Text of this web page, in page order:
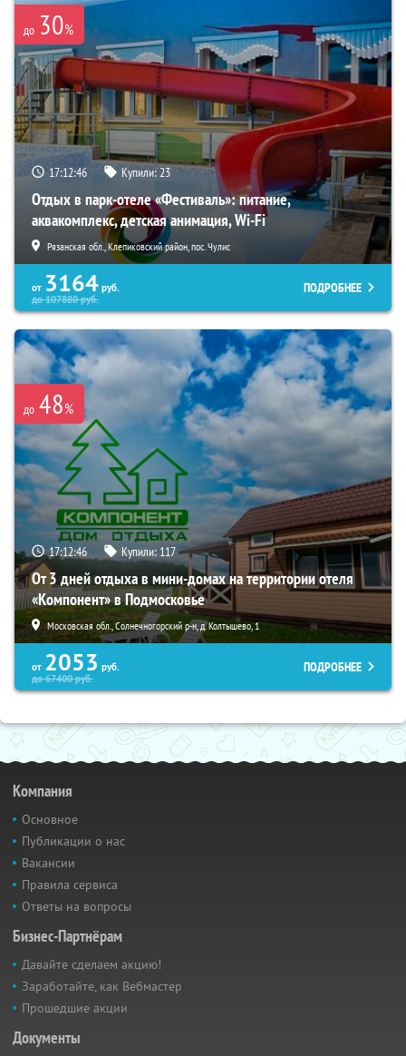
до 30%
17:12:43 Купили:23
Отдых в парк-отеле «Фестиваль»: питание,
аквакомплекс, детская анимация, Wi-Fi
Рязанская обл., Клепиковский район, пос. Чулис
от 3164 руб.
до107880руб.
ПОДРОБНЕЕ
до 48%
17:12:43 Купили: 117
От 3 дней отдыха в мини-домах на территории отеля
«Компонент» в Подмосковье
Московская обл., Солнечногорский р-н, д. Колтышево, 1
от 2053 руб.
до67400руб.
ПОДРОБНЕЕ
Компания
Основное
Публикации о нас
Вакансии
Правила сервиса
Ответы на вопросы
Бизнес-Партнёрам
Давайте сделаем акцию!
Заработайте, как Вебмастер
Прошедшие акции
Документы